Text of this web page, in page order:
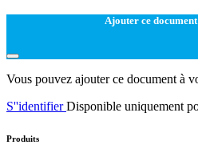
Ajouter ce
Vous pouvez ajouter ce document à
S''identifierDisponible uniquement
Produits